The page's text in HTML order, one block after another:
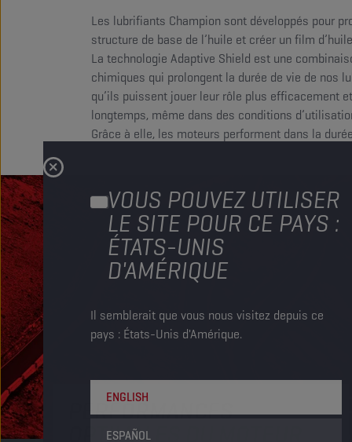
VOUS POUVEZ UTILISER
LE SITE POUR CE PAYS :
ÉTATS-UNIS
D'AMÉRIQUE
Il semblerait que vous nous visitez depuis ce
pays : États-Unis d'Amérique.
ENGLISH
ESPAÑOL
Les lubrifiants Champion sont développés pour
structure de base de l’huile et créer un film
La technologie Adaptive Shield est une
chimiques qui prolongent la durée de vie de nos
qu’ils puissent jouer leur rôle plus efficacement
longtemps, même dans des conditions
Grâce à elle, les moteurs performent dans la
PERFORMANCES
OPTIMALES DU MOTEUR